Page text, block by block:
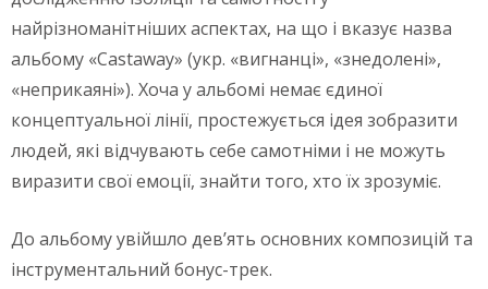
найрізноманітніших аспектах, на що і вказує назва
альбому «Castaway» (укр. «вигнанці», «знедолені»,
«неприкаяні»). Хоча у альбомі немає єдиної
концептуальної лінії, простежується ідея зобразити
людей, які відчувають себе самотніми і не можуть
виразити свої емоції, знайти того, хто їх зрозуміє.
До альбому увійшло дев’ять основних композицій та
інструментальний бонус-трек.